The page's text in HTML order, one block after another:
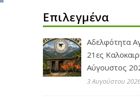
Επιλεγμένα
Αδελφότητα
21ες
Αύγουστος
3 Αυγούστου